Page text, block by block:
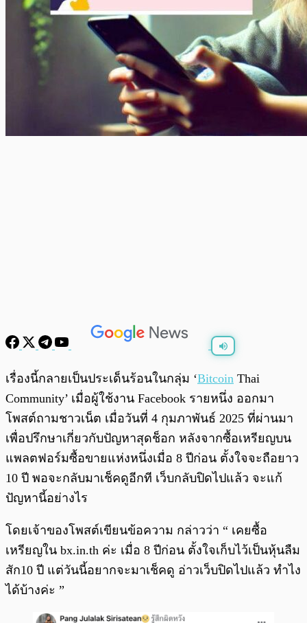
เรื่องนี้กลายเป็นประเด็นร้อนในกลุ่ม ‘Bitcoin Thai
Community’ เมื่อผู้ใช้งาน Facebook รายหนึ่ง ออกมา
โพสต์ถามชาวเน็ต เมื่อวันที่ 4 กุมภาพันธ์ 2025 ที่ผ่านมา
เพื่อปรึกษาเกี่ยวกับปัญหาสุดช็อก หลังจากซื้อเหรียญบน
แพลตฟอร์มซื้อขายแห่งหนึ่งเมื่อ 8 ปีก่อน ตั้งใจจะถือยาว
10 ปี พอจะกลับมาเช็คดูอีกที เว็บกลับปิดไปแล้ว จะแก้
ปัญหานี้อย่างไร
โดยเจ้าของโพสต์เขียนข้อความ กล่าวว่า “ เคยซื้อ
เหรียญใน bx.in.th ค่ะ เมื่อ 8 ปีก่อน ตั้งใจเก็บไว้เป็นหุ้นลืม
สัก10 ปี แต่วันนี้อยากจะมาเช็คดู อ่าวเว็บปิดไปแล้ว ทำไง
ได้บ้างค่ะ ”